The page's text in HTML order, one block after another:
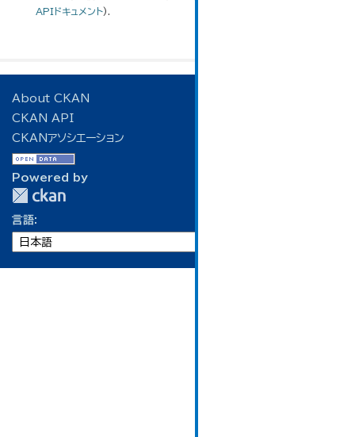
APIドキュメント).
About CKAN
CKAN API
CKANアソシエーション
Powered by
言語